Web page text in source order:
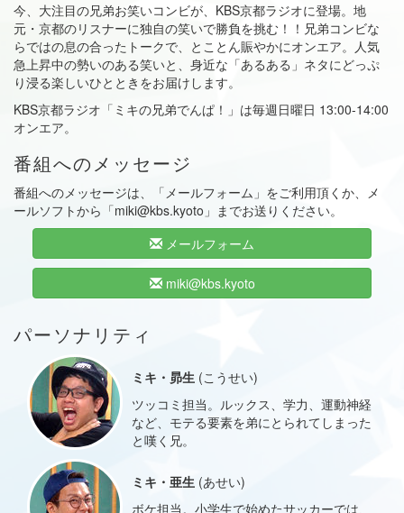
今、大注目の兄弟お笑いコンビが、KBS京都ラジオに登場。地
元・京都のリスナーに独自の笑いで勝負を挑む！！兄弟コンビな
らではの息の合ったトークで、とことん賑やかにオンエア。人気
急上昇中の勢いのある笑いと、身近な「あるある」ネタにどっぷ
り浸る楽しいひとときをお届けします。
KBS京都ラジオ「ミキの兄弟でんぱ！」は毎週日曜日 13:00-14:00
オンエア。
番組へのメッセージ
番組へのメッセージは、「メールフォーム」をご利用頂くか、メ
ールソフトから「miki@kbs.kyoto」までお送りください。
メールフォーム
miki@kbs.kyoto
パーソナリティ
ミキ・昴生 (こうせい)
ツッコミ担当。ルックス、学力、運動神経
など、モテる要素を弟にとられてしまった
と嘆く兄。
ミキ・亜生 (あせい)
ボケ担当。小学生で始めたサッカーでは、